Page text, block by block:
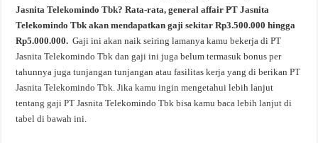
Jasnita Telekomindo Tbk? Rata-rata, general affair PT Jasnita
Telekomindo Tbk akan mendapatkan gaji sekitar Rp3.500.000 hingga
Rp5.000.000.Gaji ini akan naik seiring lamanya kamu bekerja di PT
Jasnita Telekomindo Tbk dan gaji ini juga belum termasuk bonus per
tahunnya juga tunjangan tunjangan atau fasilitas kerja yang di berikan PT
Jasnita Telekomindo Tbk. Jika kamu ingin mengetahui lebih lanjut
tentang gaji PT Jasnita Telekomindo Tbk bisa kamu baca lebih lanjut di
tabel di bawah ini.